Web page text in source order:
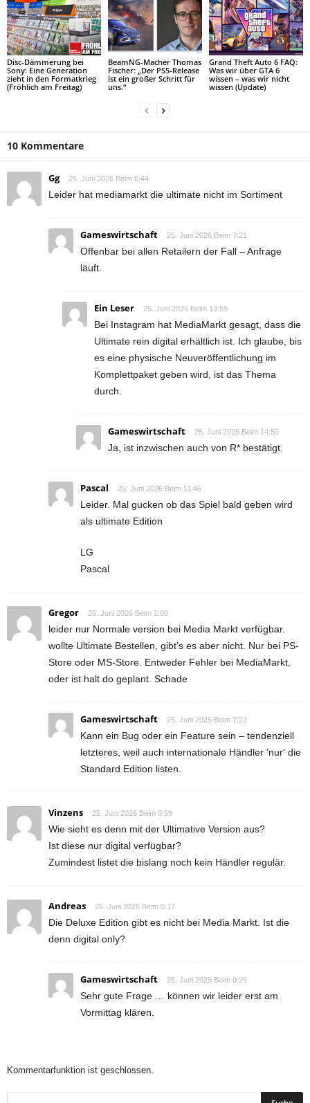
Disc-Dämmerung bei
Sony: Eine Generation
zieht in den Formatkrieg
(Fröhlich am Freitag)
BeamNG-Macher Thomas
Fischer: „Der PS5-Release
ist ein großer Schritt für
uns.“
Grand Theft Auto 6 FAQ:
Was wir über GTA 6
wissen – was wir nicht
wissen (Update)
10 Kommentare
Gg 25. Juni 2026 Beim 6:44
Leider hat mediamarkt die ultimate nicht im Sortiment
Gameswirtschaft 25. Juni 2026 Beim 7:21
Offenbar bei allen Retailern der Fall – Anfrage
läuft.
Ein Leser 25. Juni 2026 Beim 13:59
Bei Instagram hat MediaMarkt gesagt, dass die
Ultimate rein digital erhältlich ist. Ich glaube, bis
es eine physische Neuveröffentlichung im
Komplettpaket geben wird, ist das Thema
durch.
Gameswirtschaft 25. Juni 2026 Beim 14:50
Ja, ist inzwischen auch von R* bestätigt.
Pascal 25. Juni 2026 Beim 11:46
Leider. Mal gucken ob das Spiel bald geben wird
als ultimate Edition
LG
Pascal
Gregor 25. Juni 2026 Beim 1:00
leider nur Normale version bei Media Markt verfügbar.
wollte Ultimate Bestellen, gibt’s es aber nicht. Nur bei PS-
Store oder MS-Store. Entweder Fehler bei MediaMarkt,
oder ist halt do geplant. Schade
Gameswirtschaft 25. Juni 2026 Beim 7:22
Kann ein Bug oder ein Feature sein – tendenziell
letzteres, weil auch internationale Händler ’nur‘ die
Standard Edition listen.
Vinzens 25. Juni 2026 Beim 0:59
Wie sieht es denn mit der Ultimative Version aus?
Ist diese nur digital verfügbar?
Zumindest listet die bislang noch kein Händler regulär.
Andreas 25. Juni 2026 Beim 0:17
Die Deluxe Edition gibt es nicht bei Media Markt. Ist die
denn digital only?
Gameswirtschaft 25. Juni 2026 Beim 0:29
Sehr gute Frage … können wir leider erst am
Vormittag klären.
Kommentarfunktion ist geschlossen.